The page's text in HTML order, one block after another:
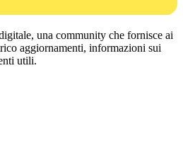
una community che fornisce ai
aggiornamenti, informazioni sui
utili.